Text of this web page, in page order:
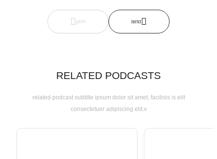
RELATED PODCASTS
related podcast subtitle ipsum dolor sit amet, facilisis is elit
consectetuer adipiscing elit.v